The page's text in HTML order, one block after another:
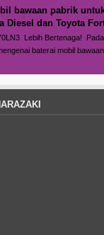
bawaan pabrik
Diesel dan Toyota
Lebih Bertenaga!
baterai mobil bawaan